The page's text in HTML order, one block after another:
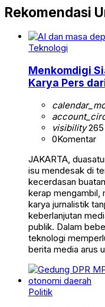
Rekomendasi
Teknologi
Menkomdigi
Karya Pers
visibility265
0Komentar
JAKARTA,
isu mendesak di
kecerdasan
kerap mengambil,
karya jurnalistik
keberlanjutan
publik. Dalam
teknologi
berita media arus
Politik